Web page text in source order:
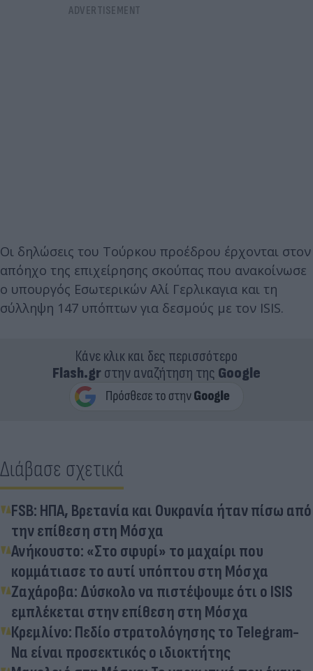
Οι δηλώσεις του Τούρκου προέδρου έρχονται στον
απόηχο της επιχείρησης σκούπας που ανακοίνωσε
ο υπουργός Εσωτερικών Αλί Γερλικαγια και τη
σύλληψη 147 υπόπτων για δεσμούς με τον ISIS.
Κάνε κλικ και δες περισσότερο
Flash.grστην αναζήτηση της Google
Διάβασε σχετικά
FSB: ΗΠΑ, Βρετανία και Ουκρανία ήταν πίσω από
την επίθεση στη Μόσχα
Ανήκουστο: «Στο σφυρί» το μαχαίρι που
κομμάτιασε το αυτί υπόπτου στη Μόσχα
Ζαχάροβα: Δύσκολο να πιστέψουμε ότι o ISIS
εμπλέκεται στην επίθεση στη Μόσχα
Κρεμλίνο: Πεδίο στρατολόγησης το Telegram-
Να είναι προσεκτικός ο ιδιοκτήτης